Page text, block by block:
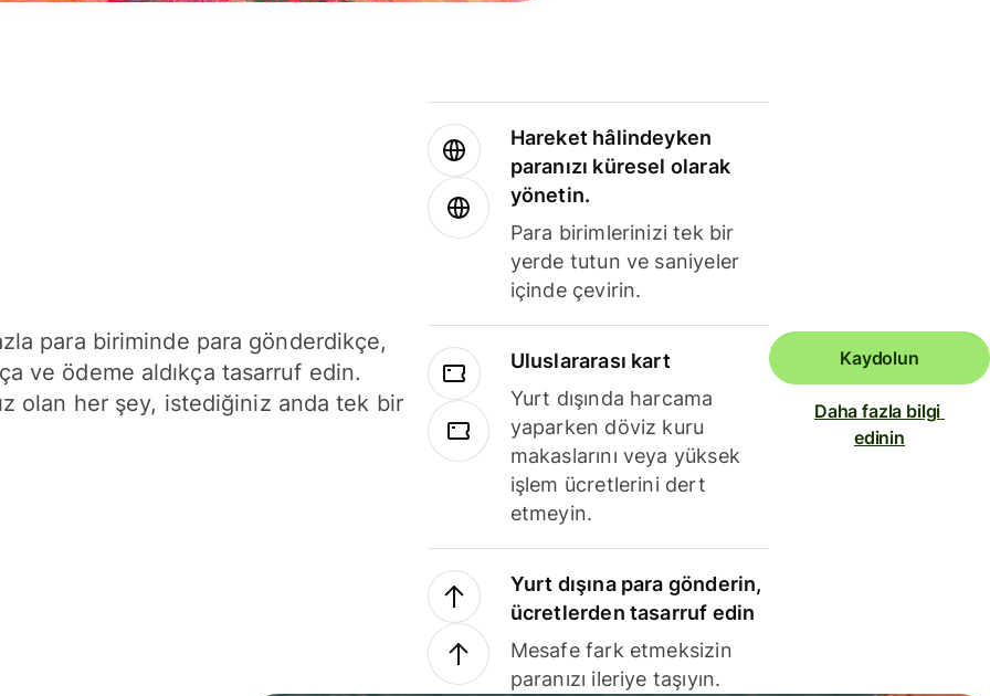
para biriminde para gönderdikçe,
ve ödeme aldıkça tasarruf edin.
olan her şey, istediğiniz anda tek bir
Hareket hâlindeyken
paranızı küresel olarak
yönetin.
Para birimlerinizi tek bir
yerde tutun ve saniyeler
içinde çevirin.
Uluslararası kart
Yurt dışında harcama
yaparken döviz kuru
makaslarını veya yüksek
işlem ücretlerini dert
etmeyin.
Yurt dışına para gönderin,
ücretlerden tasarruf edin
Mesafe fark etmeksizin
paranızı ileriye taşıyın.
Kaydolun
Daha fazla bilgi
edinin